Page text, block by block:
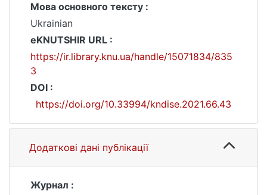
Мова основного тексту :
Ukrainian
eKNUTSHIR URL :
https://ir.library.knu.ua/handle/15071834/835
3
DOI :
https://doi.org/10.33994/kndise.2021.66.43
Додаткові дані публікації
Журнал :